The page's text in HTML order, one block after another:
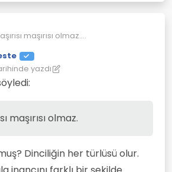
maşırısı olmaz.
işine geleni alan işine
güvenilmez ilan edenlerin masalı
Ben yemem.
zır cahil(Y.Özdil)"miş. Tabi tabi
aydınmış. Müslümansan kadın
savunamaz kuranla ters
aydın sanamazsın.
dini kurallara riayet ediyor diye
Aksine bu konuda yorum
duruma düşen kender. Bu konuda
olursun.
farklı farklı tanrılardan medet
başka tabi.
yazdı
maşırısı olmaz.
Dinciliğin her türlüsü olur.